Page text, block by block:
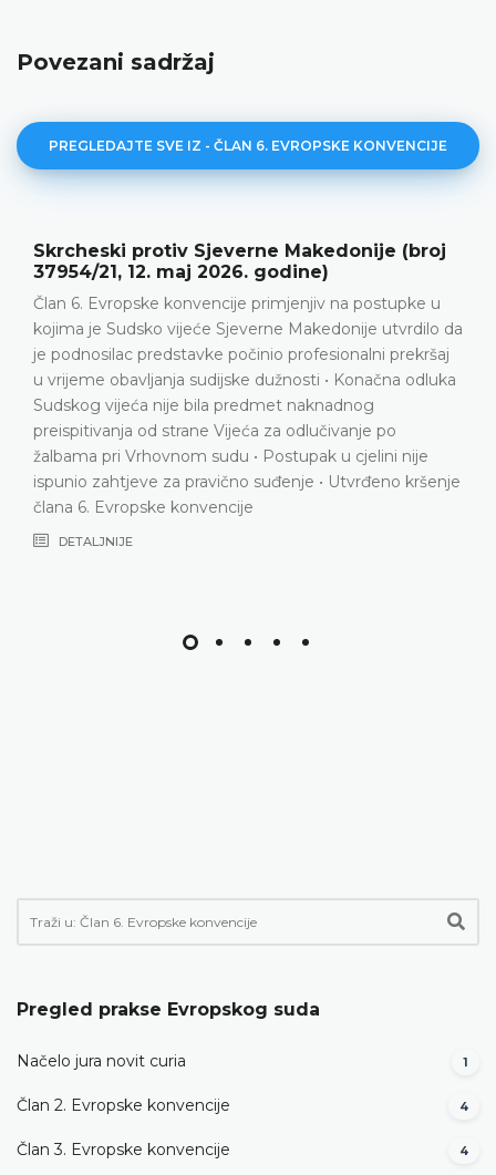
Povezani sadržaj
PREGLEDAJTE SVE IZ - ČLAN 6. EVROPSKE KONVENCIJE
Makedonije (broj
godine)
na postupke u
Makedonije utvrdilo da
profesionalni prekršaj
• Konačna odluka
naknadnog
za odlučivanje po
Postupak u cjelini nije
• Utvrđeno kršenje
Aničić protiv Srbije
2026. godine)
Prekršajni postupak •
saobraćajne nesreće •
Nema povrede člana 6.
DETALJNIJE
Pregled prakse Evropskog suda
Načelo jura novit curia 1
Član 2. Evropske konvencije 4
Član 3. Evropske konvencije 4